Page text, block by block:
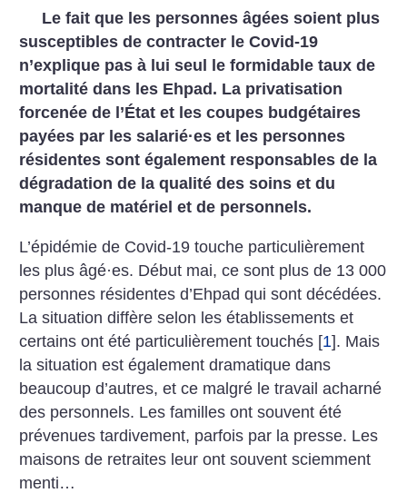
Le fait que les personnes âgées soient plus
susceptibles de contracter le Covid-19
n’explique pas à lui seul le formidable taux de
mortalité dans les Ehpad. La privatisation
forcenée de l’État et les coupes budgétaires
payées par les salarié·es et les personnes
résidentes sont également responsables de la
dégradation de la qualité des soins et du
manque de matériel et de personnels.
L’épidémie de Covid-19 touche particulièrement
les plus âgé·es. Début mai, ce sont plus de 13 000
personnes résidentes d’Ehpad qui sont décédées.
La situation diffère selon les établissements et
certains ont été particulièrement touchés [1]. Mais
la situation est également dramatique dans
beaucoup d’autres, et ce malgré le travail acharné
des personnels. Les familles ont souvent été
prévenues tardivement, parfois par la presse. Les
maisons de retraites leur ont souvent sciemment
menti…